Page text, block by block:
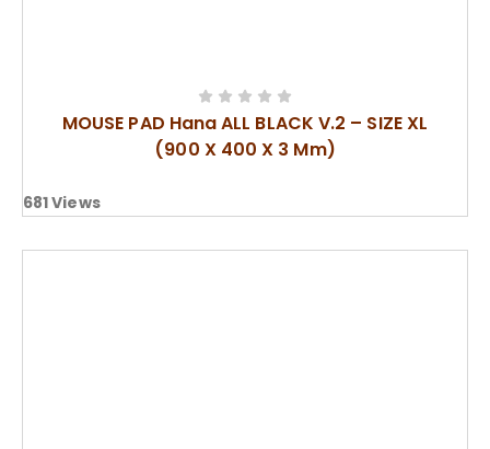
MOUSE PAD Hana ALL BLACK V.2 – SIZE XL
(900 X 400 X 3 Mm)
681Views